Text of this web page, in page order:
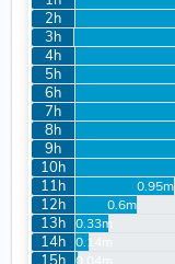
2h
3h
4h
5h
6h
7h
8h
9h
10h
11h 0.95m
12h 0.6m
13h 0.33m
14h 0.14m
0.04m